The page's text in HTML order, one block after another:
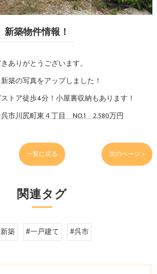
築物件情報！
ありがとうございます。
築の写真をアップしました！
トア徒歩4分！小屋裏収納もあります！
市川尻町東４丁目 NO.1 2,580万円
一覧に戻る 次のページ >
関連タグ
築 #一戸建て #呉市